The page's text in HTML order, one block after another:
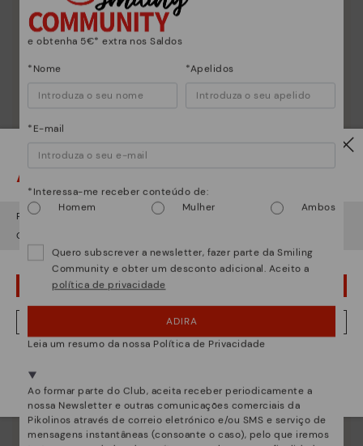
Essência Pikolinos
único.
Atenção!
Parece que está em e vai aceder no
Quer ir para a web de
¡UPS! FOI UM LAPSO, CONTINUO EM USA
NÂO, QUERO VISITAR A WEB DO PORTUGAL
e obtenha 5€* extra nos Saldos
*Nome *Apelidos
*E-mail
*Interessa-me receber conteúdo de:
Homem
Mulher Ambos
Quero subscrever a newsletter, fazer parte da Smiling
Community e obter um desconto adicional. Aceito a
política de privacidade
ADIRA
Leia um resumo da nossa Política de Privacidade
Ao formar parte do Club, aceita receber periodicamente a
nossa Newsletter e outras comunicações comerciais da
Pikolinos através de correio eletrónico e/ou SMS e serviço de
mensagens instantâneas (consoante o caso), pelo que iremos